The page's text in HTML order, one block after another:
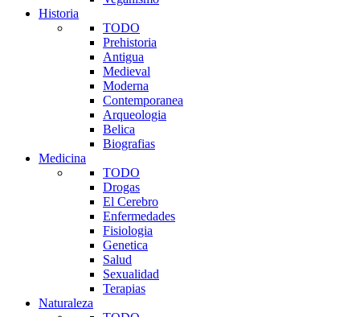
Historia
TODO
Prehistoria
Antigua
Medieval
Moderna
Contemporanea
Arqueologia
Belica
Biografias
Medicina
TODO
Drogas
El Cerebro
Enfermedades
Fisiologia
Genetica
Salud
Sexualidad
Terapias
Naturaleza